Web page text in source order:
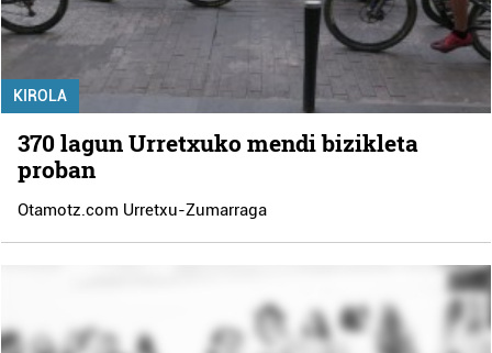
KIROLA
370 lagun Urretxuko mendi bizikleta
proban
Otamotz.com Urretxu-Zumarraga